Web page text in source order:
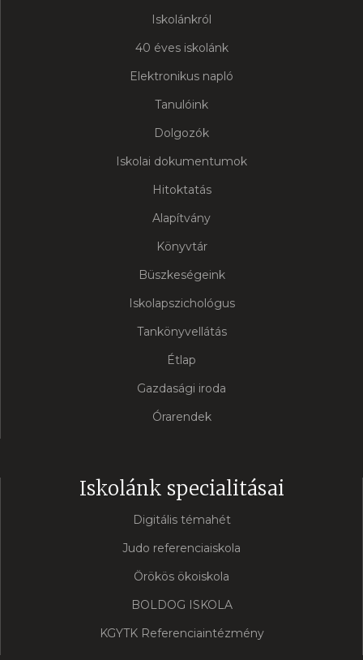
Iskolánkról
40 éves iskolánk
Elektronikus napló
Tanulóink
Dolgozók
Iskolai dokumentumok
Hitoktatás
Alapítvány
Könyvtár
Büszkeségeink
Iskolapszichológus
Tankönyvellátás
Étlap
Gazdasági iroda
Órarendek
Iskolánk specialitásai
Digitális témahét
Judo referenciaiskola
Örökös ökoiskola
BOLDOG ISKOLA
KGYTK Referenciaintézmény